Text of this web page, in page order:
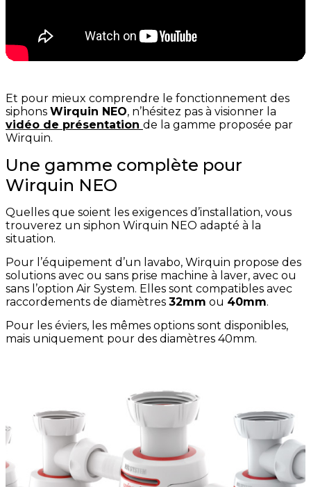
Et pour mieux comprendre le fonctionnement des
siphons Wirquin NEO, n’hésitez pas à visionner la
vidéo de présentation de la gamme proposée par
Wirquin.
Une gamme complète pour
Wirquin NEO
Quelles que soient les exigences d’installation, vous
trouverez un siphon Wirquin NEO adapté à la
situation.
Pour l’équipement d’un lavabo, Wirquin propose des
solutions avec ou sans prise machine à laver, avec ou
sans l’option Air System. Elles sont compatibles avec
raccordements de diamètres 32mm ou 40mm.
Pour les éviers, les mêmes options sont disponibles,
mais uniquement pour des diamètres 40mm.